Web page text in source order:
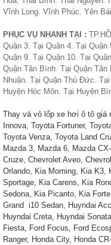
Vĩnh Long. Vĩnh Phúc. Yên Bái
PHỤC VỤ NHANH TẠI :
Quận 3. Tại Quận 4. Tại
Quận 9. Tại Quận 10. Tại
Quận Tân Bình. Tại Quận
Nhuận. Tại Quận Thủ Đức.
Huyện Hóc Môn. Tại Huyện
Thay vá vỏ lốp xe hơi ô tô giá
Innova, Toyota Fortuner,
Toyota Venza, Toyota Land
Mazda 3, Mazda 6, Mazda
Cruze, Chevrolet Aveo,
Orlando, Kia Morning, Kia K3,
Sportage, Kia Carens, Kia
Sedona, Kia Picanto, Kia
Grand i10 Sedan, Huyndai
Huyndai Creta, Huyndai
Fiesta, Ford Focus, Ford
Ranger, Honda City, Honda